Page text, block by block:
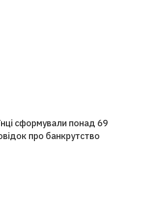
сформували понад 69
про банкрутство